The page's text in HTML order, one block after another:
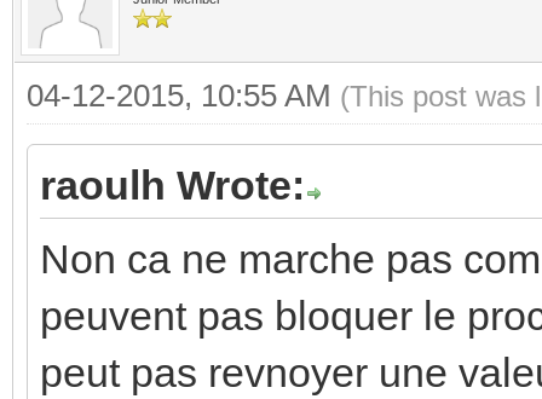
04-12-2015, 10:55 AM (This post was
raoulh Wrote:
Non ca ne marche pas
peuvent pas bloquer le
peut pas revnoyer une